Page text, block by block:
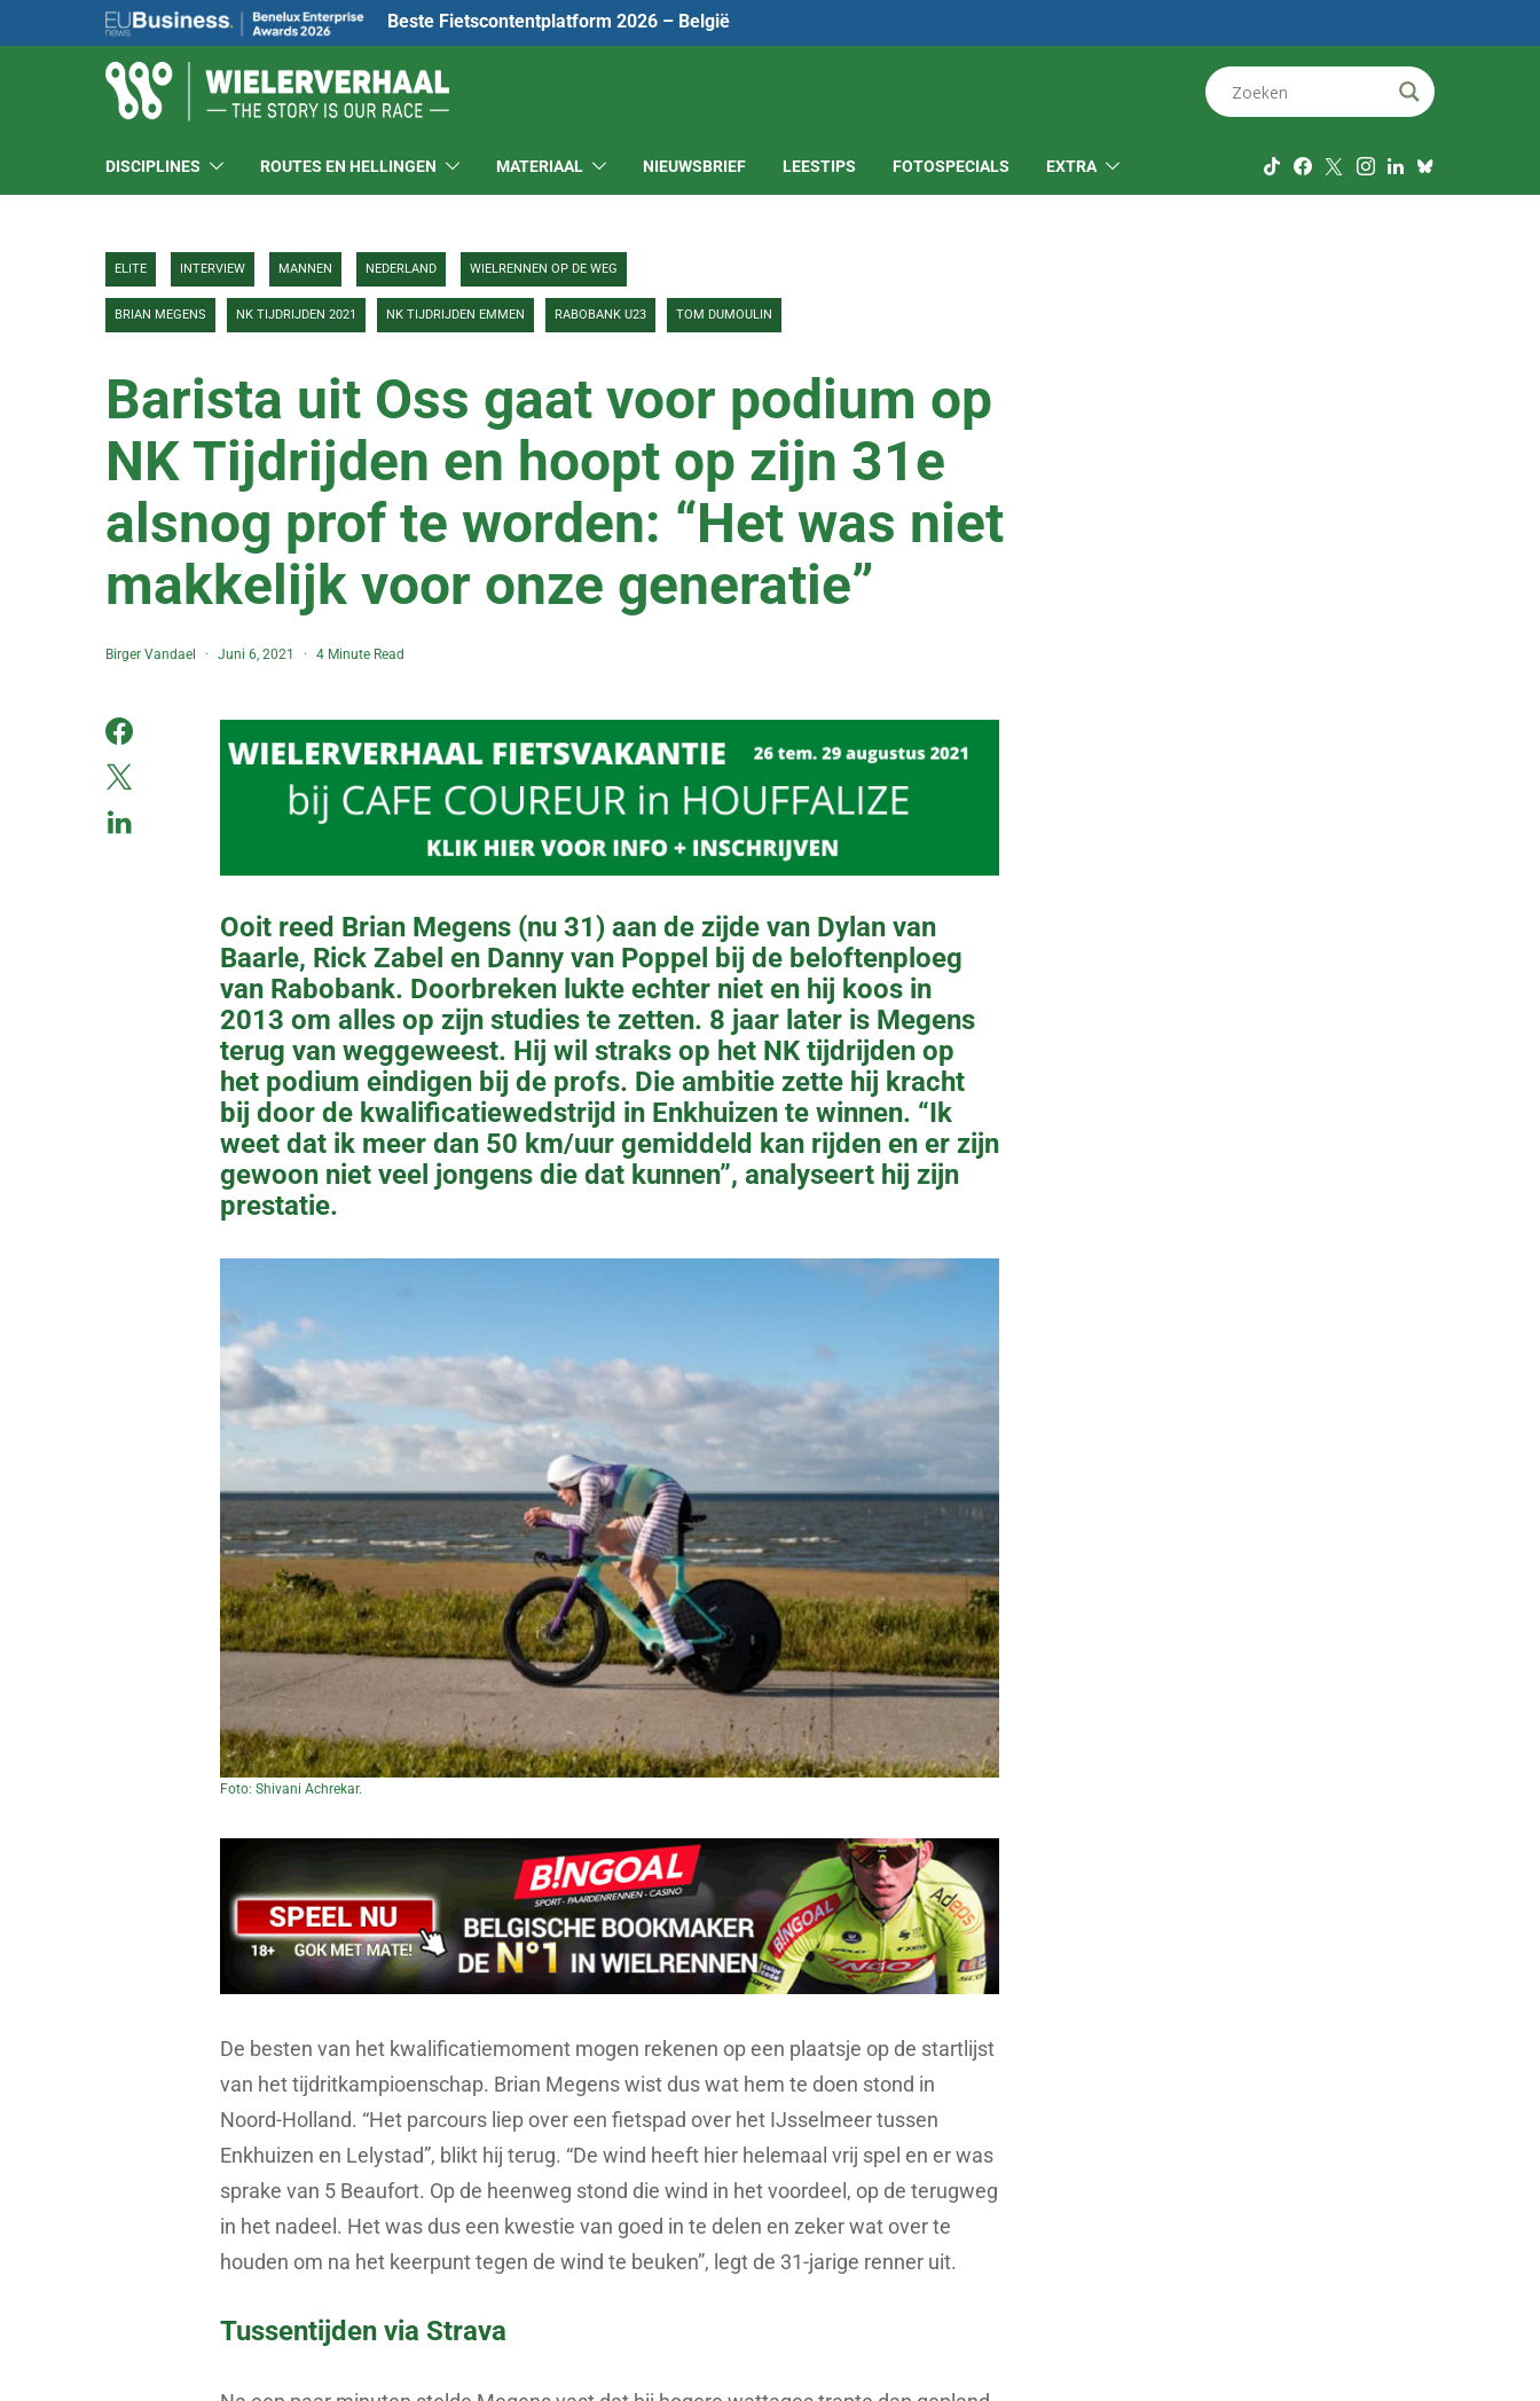
Beste Fietscontentplatform 2026 – België
DISCIPLINES ROUTES EN HELLINGEN MATERIAAL NIEUWSBRIEF LEESTIPS FOTOSPECIALS EXTRA
ELITE INTERVIEW MANNEN NEDERLAND WIELRENNEN OP DE WEG
BRIAN MEGENS NK TIJDRIJDEN 2021 NK TIJDRIJDEN EMMEN RABOBANK U23 TOM DUMOULIN
Barista uit Oss gaat voor podium op
NK Tijdrijden en hoopt op zijn 31e
alsnog prof te worden: “Het was niet
makkelijk voor onze generatie”
Birger Vandael Juni 6, 2021 4 Minute Read
Ooit reed Brian Megens (nu 31) aan de zijde van Dylan van
Baarle, Rick Zabel en Danny van Poppel bij de beloftenploeg
van Rabobank. Doorbreken lukte echter niet en hij koos in
2013 om alles op zijn studies te zetten. 8 jaar later is Megens
terug van weggeweest. Hij wil straks op het NK tijdrijden op
het podium eindigen bij de profs. Die ambitie zette hij kracht
bij door de kwalificatiewedstrijd in Enkhuizen te winnen. “Ik
weet dat ik meer dan 50 km/uur gemiddeld kan rijden en er zijn
gewoon niet veel jongens die dat kunnen”, analyseert hij zijn
prestatie.
Foto: Shivani Achrekar.
De besten van het kwalificatiemoment mogen rekenen op een plaatsje op de startlijst
van het tijdritkampioenschap. Brian Megens wist dus wat hem te doen stond in
Noord-Holland. “Het parcours liep over een fietspad over het IJsselmeer tussen
Enkhuizen en Lelystad”, blikt hij terug. “De wind heeft hier helemaal vrij spel en er was
sprake van 5 Beaufort. Op de heenweg stond die wind in het voordeel, op de terugweg
in het nadeel. Het was dus een kwestie van goed in te delen en zeker wat over te
houden om na het keerpunt tegen de wind te beuken”, legt de 31-jarige renner uit.
Tussentijden via Strava